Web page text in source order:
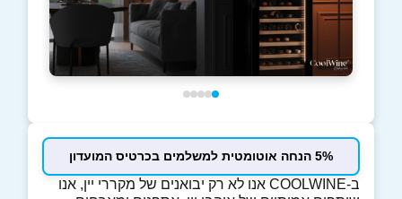
5% הנחה אוטומטית למשלמים בכרטיס המועדון
ב-COOLWINE אנו לא רק יבואנים של מקררי יין, אנו